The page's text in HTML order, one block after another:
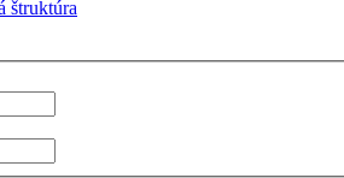
štruktúra